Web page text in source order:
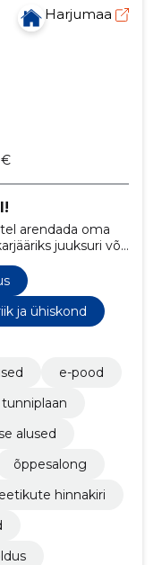
Harjumaa
€
arendada oma
juuksuri või
kvaliteetset
ja ühiskond
e-pood
tunniplaan
alused
õppesalong
hinnakiri